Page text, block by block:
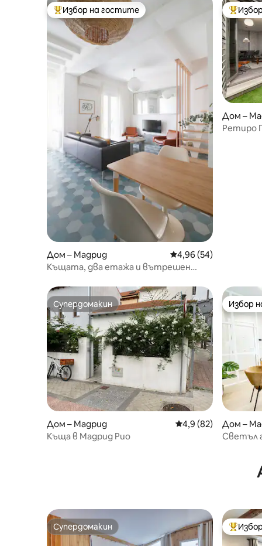
Най-популярен избор на гостите
Избор на гостите
Дом – Мадрид Средна оценка: 4,96
4,96 (54)
Къщата, два етажа и вътрешен
Най-
Дом –
Ретиро
Супердомакин
Супердомакин
Дом – Мадрид Средна оценка: 4,9
4,9 (82)
Къща в Мадрид Рио
Избор
Избор
Дом –
Светъл
Супердомакин
Супердомакин Най-